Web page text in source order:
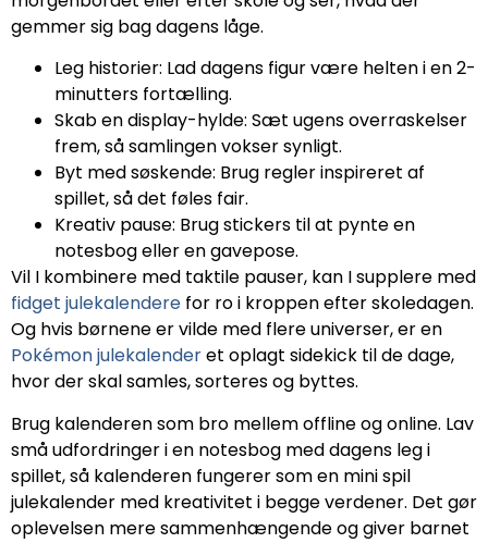
gemmer sig bag dagens låge.
Leg historier: Lad dagens figur være helten i en 2-
minutters fortælling.
Skab en display-hylde: Sæt ugens overraskelser
frem, så samlingen vokser synligt.
Byt med søskende: Brug regler inspireret af
spillet, så det føles fair.
Kreativ pause: Brug stickers til at pynte en
notesbog eller en gavepose.
Vil I kombinere med taktile pauser, kan I supplere med
fidget julekalendere for ro i kroppen efter skoledagen.
Og hvis børnene er vilde med flere universer, er en
Pokémon julekalenderet oplagt sidekick til de dage,
hvor der skal samles, sorteres og byttes.
Brug kalenderen som bro mellem offline og online. Lav
små udfordringer i en notesbog med dagens leg i
spillet, så kalenderen fungerer som en mini spil
julekalender med kreativitet i begge verdener. Det gør
oplevelsen mere sammenhængende og giver barnet